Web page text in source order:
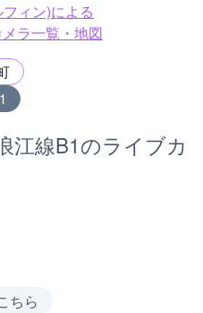
ィン)による
ラ一覧・地図
江線B1のライブカ
ちら